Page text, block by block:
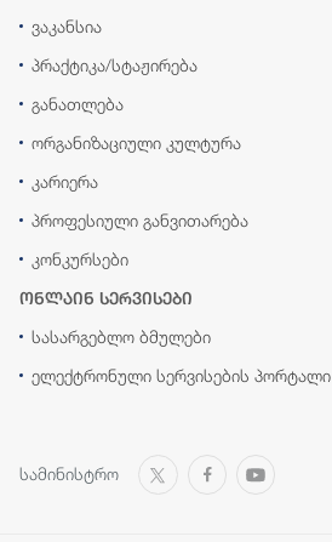
ვაკანსია
პრაქტიკა/სტაჟირება
განათლება
ორგანიზაციული კულტურა
კარიერა
პროფესიული განვითარება
კონკურსები
ონლაინ სერვისები
სასარგებლო ბმულები
ელექტრონული სერვისების პორტალი
სამინისტრო